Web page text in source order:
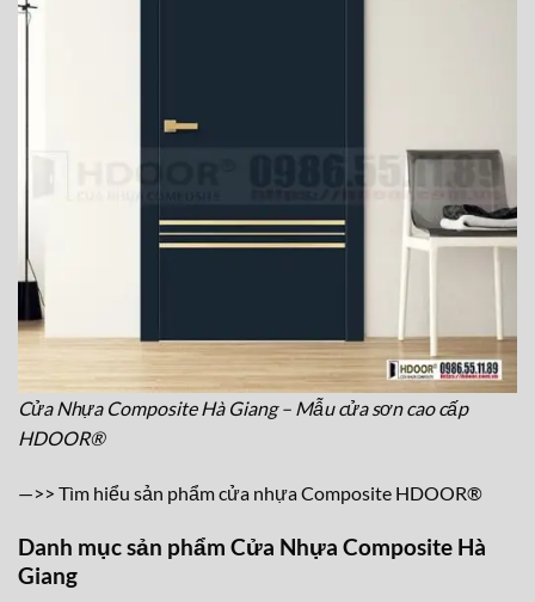
Cửa Nhựa Composite Hà Giang – Mẫu cửa sơn cao cấp
HDOOR®
—>> Tìm hiểu sản phẩm cửa nhựa Composite HDOOR®
Danh mục sản phẩm Cửa Nhựa Composite Hà
Giang